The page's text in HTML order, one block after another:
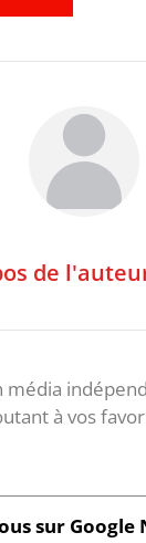
de
média
à vos
sur Google